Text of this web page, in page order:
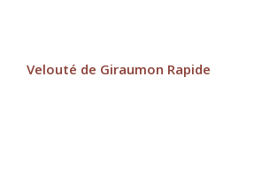
Velouté de Giraumon Rapide